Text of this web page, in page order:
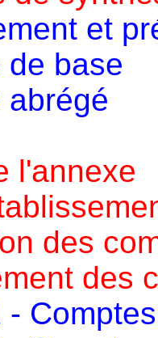
et
de base
abrégé
l'annexe
des
des
-